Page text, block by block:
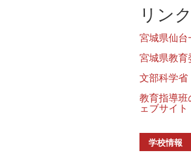
リンク
宮城県仙
宮城県教育
文部科学省
教育指導班
ェブサイト
学校情報